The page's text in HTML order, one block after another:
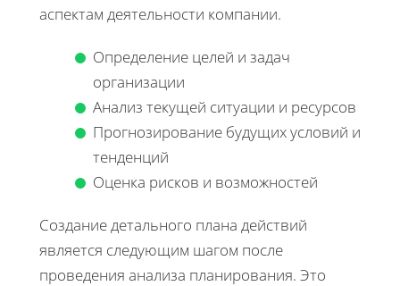
аспектам деятельности компании.
Определение целей и задач
организации
Анализ текущей ситуации и ресурсов
Прогнозирование будущих условий и
тенденций
Оценка рисков и возможностей
Создание детального плана действий
является следующим шагом после
проведения анализа планирования. Это